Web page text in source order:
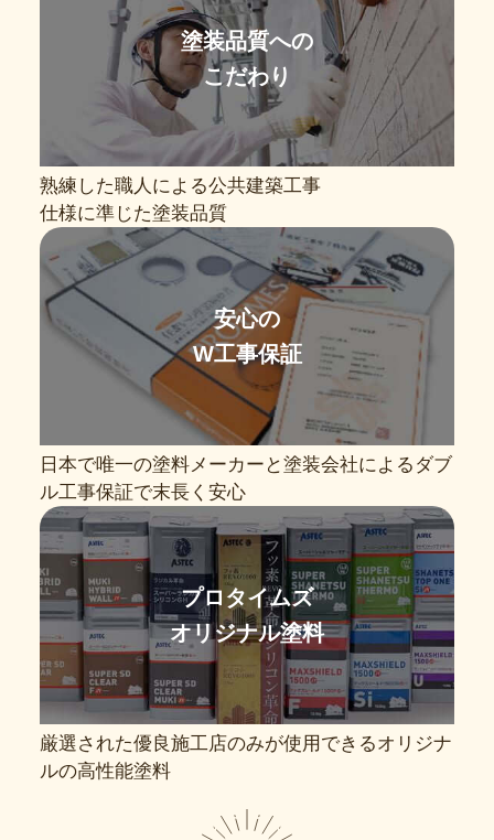
塗装品質への
こだわり
熟練した職人による公共建築工事
仕様に準じた塗装品質
安心の
W工事保証
日本で唯一の塗料メーカーと塗装会社によるダブ
ル工事保証で末長く安心
プロタイムズ
オリジナル塗料
厳選された優良施工店のみが使用できるオリジナ
ルの高性能塗料